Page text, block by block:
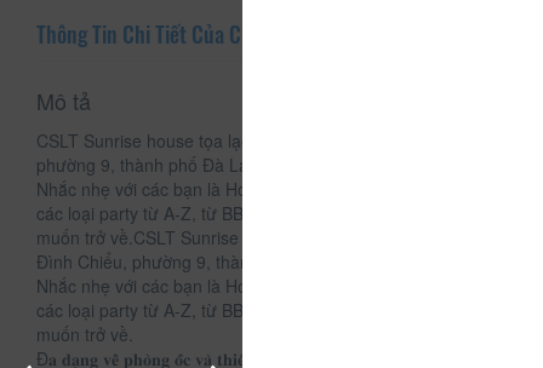
Thông Tin Chi Tiết Của CSLT Sunrise House
Mô tả
CSLT Sunrise house tọa lạc tại 49/15 Nguyển Đình Chiểu,
phường 9, thành phố Đà Lạt.
Nhắc nhẹ với các bạn là Home có nguyên tầng 3 để phục vụ
các loại party từ A-Z, từ BBQ đến Karaoke. Một đi là không
muốn trở về.CSLT Sunrise house tọa lạc tại 49/15 Nguyển
Đình Chiểu, phường 9, thành phố Đà Lạt.
Nhắc nhẹ với các bạn là Home có nguyên tầng 3 để phục vụ
các loại party từ A-Z, từ BBQ đến Karaoke. Một đi là không
muốn trở về.
Đ𝐚 𝐝𝐚̣𝐧𝐠 𝐯𝐞̂̀ 𝐩𝐡𝐨̀𝐧𝐠 𝐨̂́𝐜 𝐯𝐚̀ 𝐭𝐡𝐢𝐞̂́𝐭 𝐤𝐞̂́. Đáp ứng đủ nhu cầu cho các